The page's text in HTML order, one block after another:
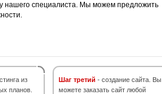
нашего специалиста. Мы можем предложить
из
планов.
Шаг третий - создание сайта. Вы
можете заказать сайт любой